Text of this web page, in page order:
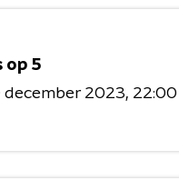
op 5
december 2023